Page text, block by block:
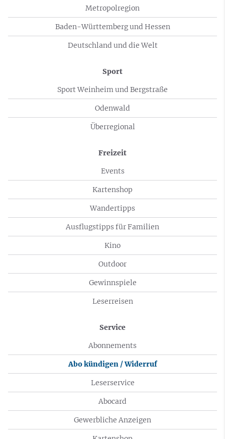
Metropolregion
Baden-Württemberg und Hessen
Deutschland und die Welt
Sport
Sport Weinheim und Bergstraße
Odenwald
Überregional
Freizeit
Events
Kartenshop
Wandertipps
Ausflugstipps für Familien
Kino
Outdoor
Gewinnspiele
Leserreisen
Service
Abonnements
Abo kündigen / Widerruf
Leserservice
Abocard
Gewerbliche Anzeigen